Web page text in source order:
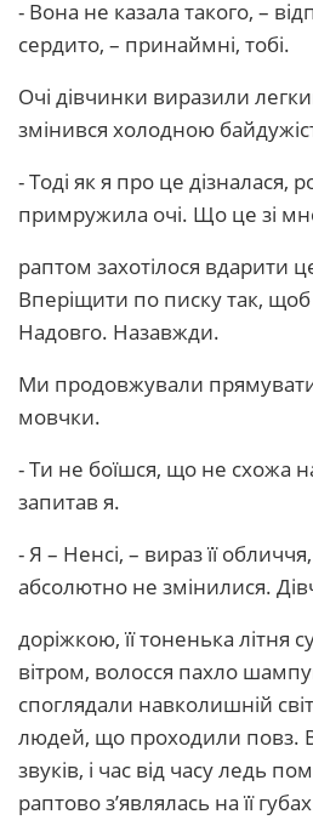
- Вона не казала такого, –
сердито, – принаймні, тобі.
Очі дівчинки виразили
змінився холодною
- Тоді як я про це дізналася,
примружила очі. Що це зі
раптом захотілося вдарити
Вперіщити по писку так,
Надовго. Назавжди.
Ми продовжували
мовчки.
- Ти не боїшся, що не схожа
запитав я.
- Я – Ненсі, – вираз її
абсолютно не змінилися.
доріжкою, її тоненька літня
вітром, волосся пахло
споглядали навколишній
людей, що проходили повз.
звуків, і час від часу ледь
раптово з’являлась на її